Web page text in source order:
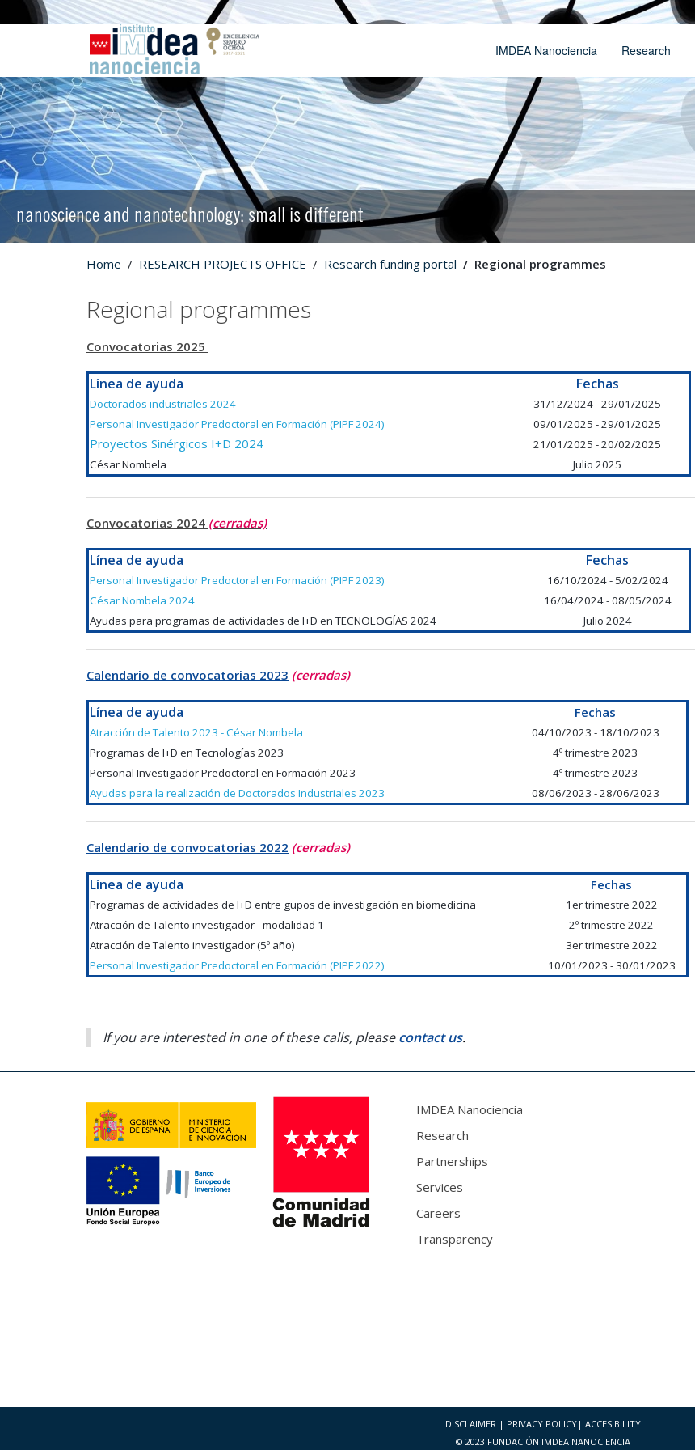
IMDEA Nanociencia Research
nanoscience and nanotechnology: small is different
Home RESEARCH PROJECTS OFFICE Research funding portal Regional programmes
Regional programmes
Convocatorias 2025
Línea de ayuda Fechas
Doctorados industriales 2024
31/12/2024 - 29/01/2025
Personal Investigador Predoctoral en Formación (PIPF 2024)
09/01/2025 - 29/01/2025
Proyectos Sinérgicos I+D 2024
21/01/2025 - 20/02/2025
César Nombela
Julio 2025
Convocatorias 2024 (cerradas)
Línea de ayuda Fechas
Personal Investigador Predoctoral en Formación (PIPF 2023)
16/10/2024 - 5/02/2024
César Nombela 2024
16/04/2024 - 08/05/2024
Ayudas para programas de actividades de I+D en TECNOLOGÍAS 2024
Julio 2024
Calendario de convocatorias 2023 (cerradas)
Línea de ayuda Fechas
Atracción de Talento 2023 - César Nombela
04/10/2023 - 18/10/2023
Programas de I+D en Tecnologías 2023
4º trimestre 2023
Personal Investigador Predoctoral en Formación 2023
4º trimestre 2023
Ayudas para la realización de Doctorados Industriales 2023
08/06/2023 - 28/06/2023
Calendario de convocatorias 2022 (cerradas)
Línea de ayuda Fechas
Programas de actividades de I+D entre gupos de investigación en biomedicina
1er trimestre 2022
Atracción de Talento investigador - modalidad 1
2º trimestre 2022
Atracción de Talento investigador (5º año)
3er trimestre 2022
Personal Investigador Predoctoral en Formación (PIPF 2022)
10/01/2023 - 30/01/2023
If you are interested in one of these calls, pleasecontact us.
IMDEA Nanociencia
Research
Partnerships
Services
Careers
Transparency
DISCLAIMER | PRIVACY POLICY | ACCESIBILITY
© 2023 FUNDACIÓN IMDEA NANOCIENCIA